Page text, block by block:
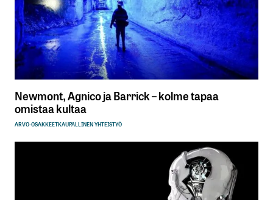
Newmont, Agnico ja Barrick – kolme tapaa
omistaa kultaa
ARVO-OSAKKEETKAUPALLINEN YHTEISTYÖ